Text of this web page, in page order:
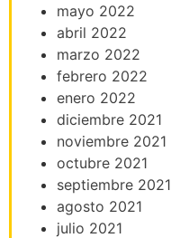
mayo 2022
abril 2022
marzo 2022
febrero 2022
enero 2022
diciembre 2021
noviembre 2021
octubre 2021
septiembre 2021
agosto 2021
julio 2021